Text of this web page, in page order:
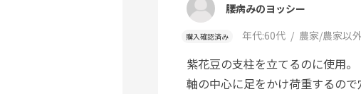
腰病みのヨッシー
購入確認済み 年代:60代 農家/農家以
紫花豆の支柱を立てるのに使用。
軸の中心に足をかけ荷重するの